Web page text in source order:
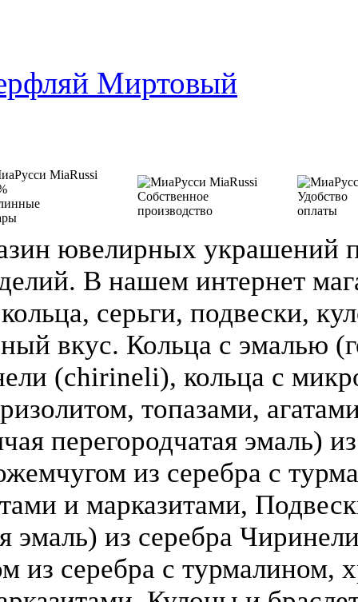
Миртовый
Собственное
производство
Удобство
оплаты
ювелирных украшений
В нашем интернет
серьги, подвески,
вкус. Кольца с эмалью
(chirineli), кольца с
топазами,
перегородчатая эмаль)
из серебра с
и марказитами,
эмаль) из серебра
из серебра с турмалином,